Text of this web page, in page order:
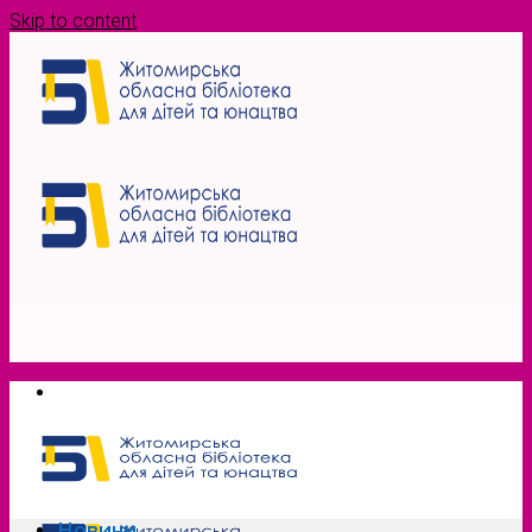
Skip to content